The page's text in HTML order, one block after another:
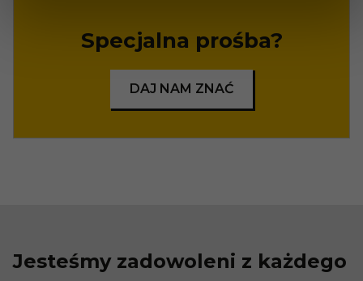
Specjalna prośba?
DAJ NAM ZNAĆ
Jesteśmy zadowoleni z każdego